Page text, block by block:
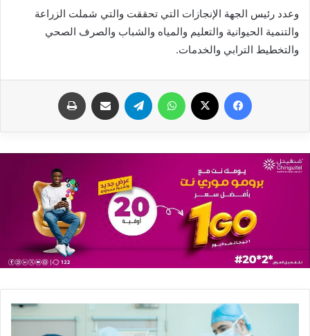
وعدد رئيس الجهة الإنجازات التي تحققت والتي شملت الزراعة
والتنمية الحيوانية والتعليم والمياه والشباب والصرف الصحي
والتخطيط الترابي والخدمات.
فيسبوك واتساب تيلقرام مشاركة عبر البريد